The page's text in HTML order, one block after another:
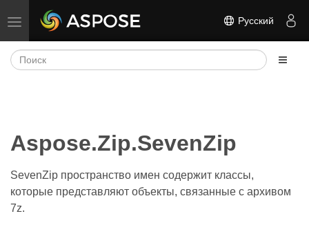
Переключить навигацию Русский
Aspose.Zip.SevenZip
SevenZip пространство имен содержит классы,
которые представляют объекты, связанные с архивом
7z.